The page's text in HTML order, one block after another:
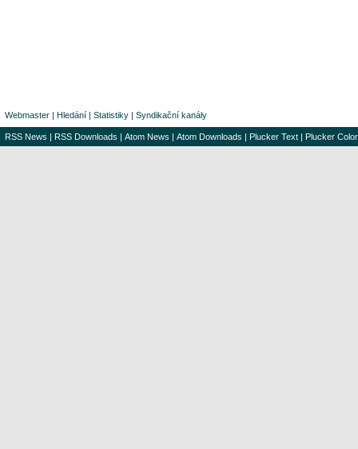
Webmaster | Hledání | Statistiky | Syndikační kanály
RSS News | RSS Downloads | Atom News | Atom Downloads | Plucker Text | Plucker Color